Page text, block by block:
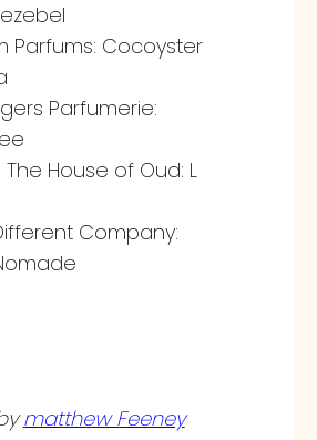
Parfums: Cocoyster
Parfumerie:
The House of Oud: L
Company:
matthew Feeney